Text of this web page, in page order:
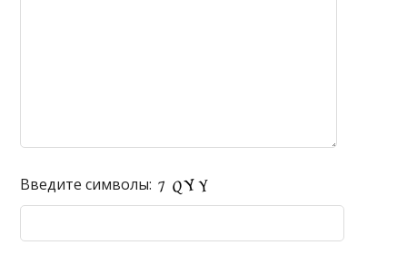
Введите символы: